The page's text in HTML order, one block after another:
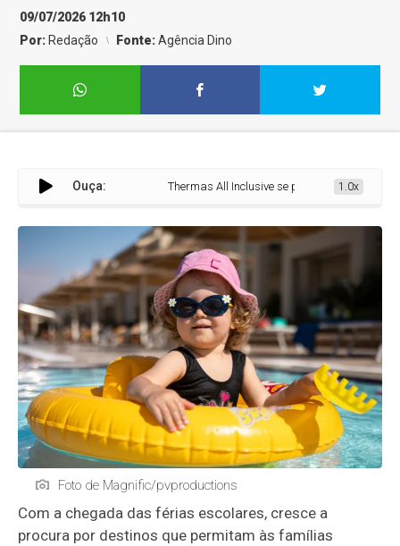
09/07/2026 12h10
Por: Redação Fonte:Agência Dino
Ouça: Thermas All Inclusive se prepara para as férias
1.0x
Foto de Magnific/pvproductions
Com a chegada das férias escolares, cresce a
procura por destinos que permitam às famílias